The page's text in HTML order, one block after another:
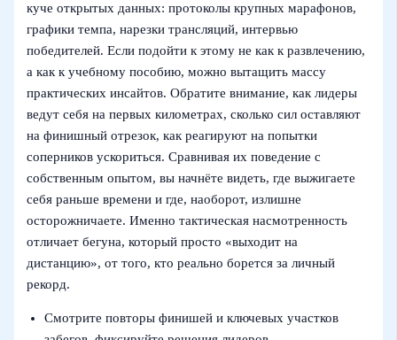
куче открытых данных: протоколы крупных марафонов,
графики темпа, нарезки трансляций, интервью
победителей. Если подойти к этому не как к развлечению,
а как к учебному пособию, можно вытащить массу
практических инсайтов. Обратите внимание, как лидеры
ведут себя на первых километрах, сколько сил оставляют
на финишный отрезок, как реагируют на попытки
соперников ускориться. Сравнивая их поведение с
собственным опытом, вы начнёте видеть, где выжигаете
себя раньше времени и где, наоборот, излишне
осторожничаете. Именно тактическая насмотренность
отличает бегуна, который просто «выходит на
дистанцию», от того, кто реально борется за личный
рекорд.
Смотрите повторы финишей и ключевых участков